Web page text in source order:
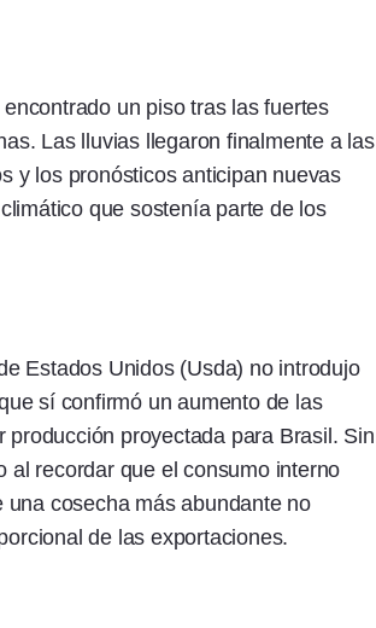
un piso tras las fuertes
Las lluvias llegaron finalmente a las
y los pronósticos anticipan nuevas
que sostenía parte de los
Estados Unidos (Usda) no introdujo
sí confirmó un aumento de las
proyectada para Brasil. Sin
al recordar que el consumo interno
cosecha más abundante no
de las exportaciones.